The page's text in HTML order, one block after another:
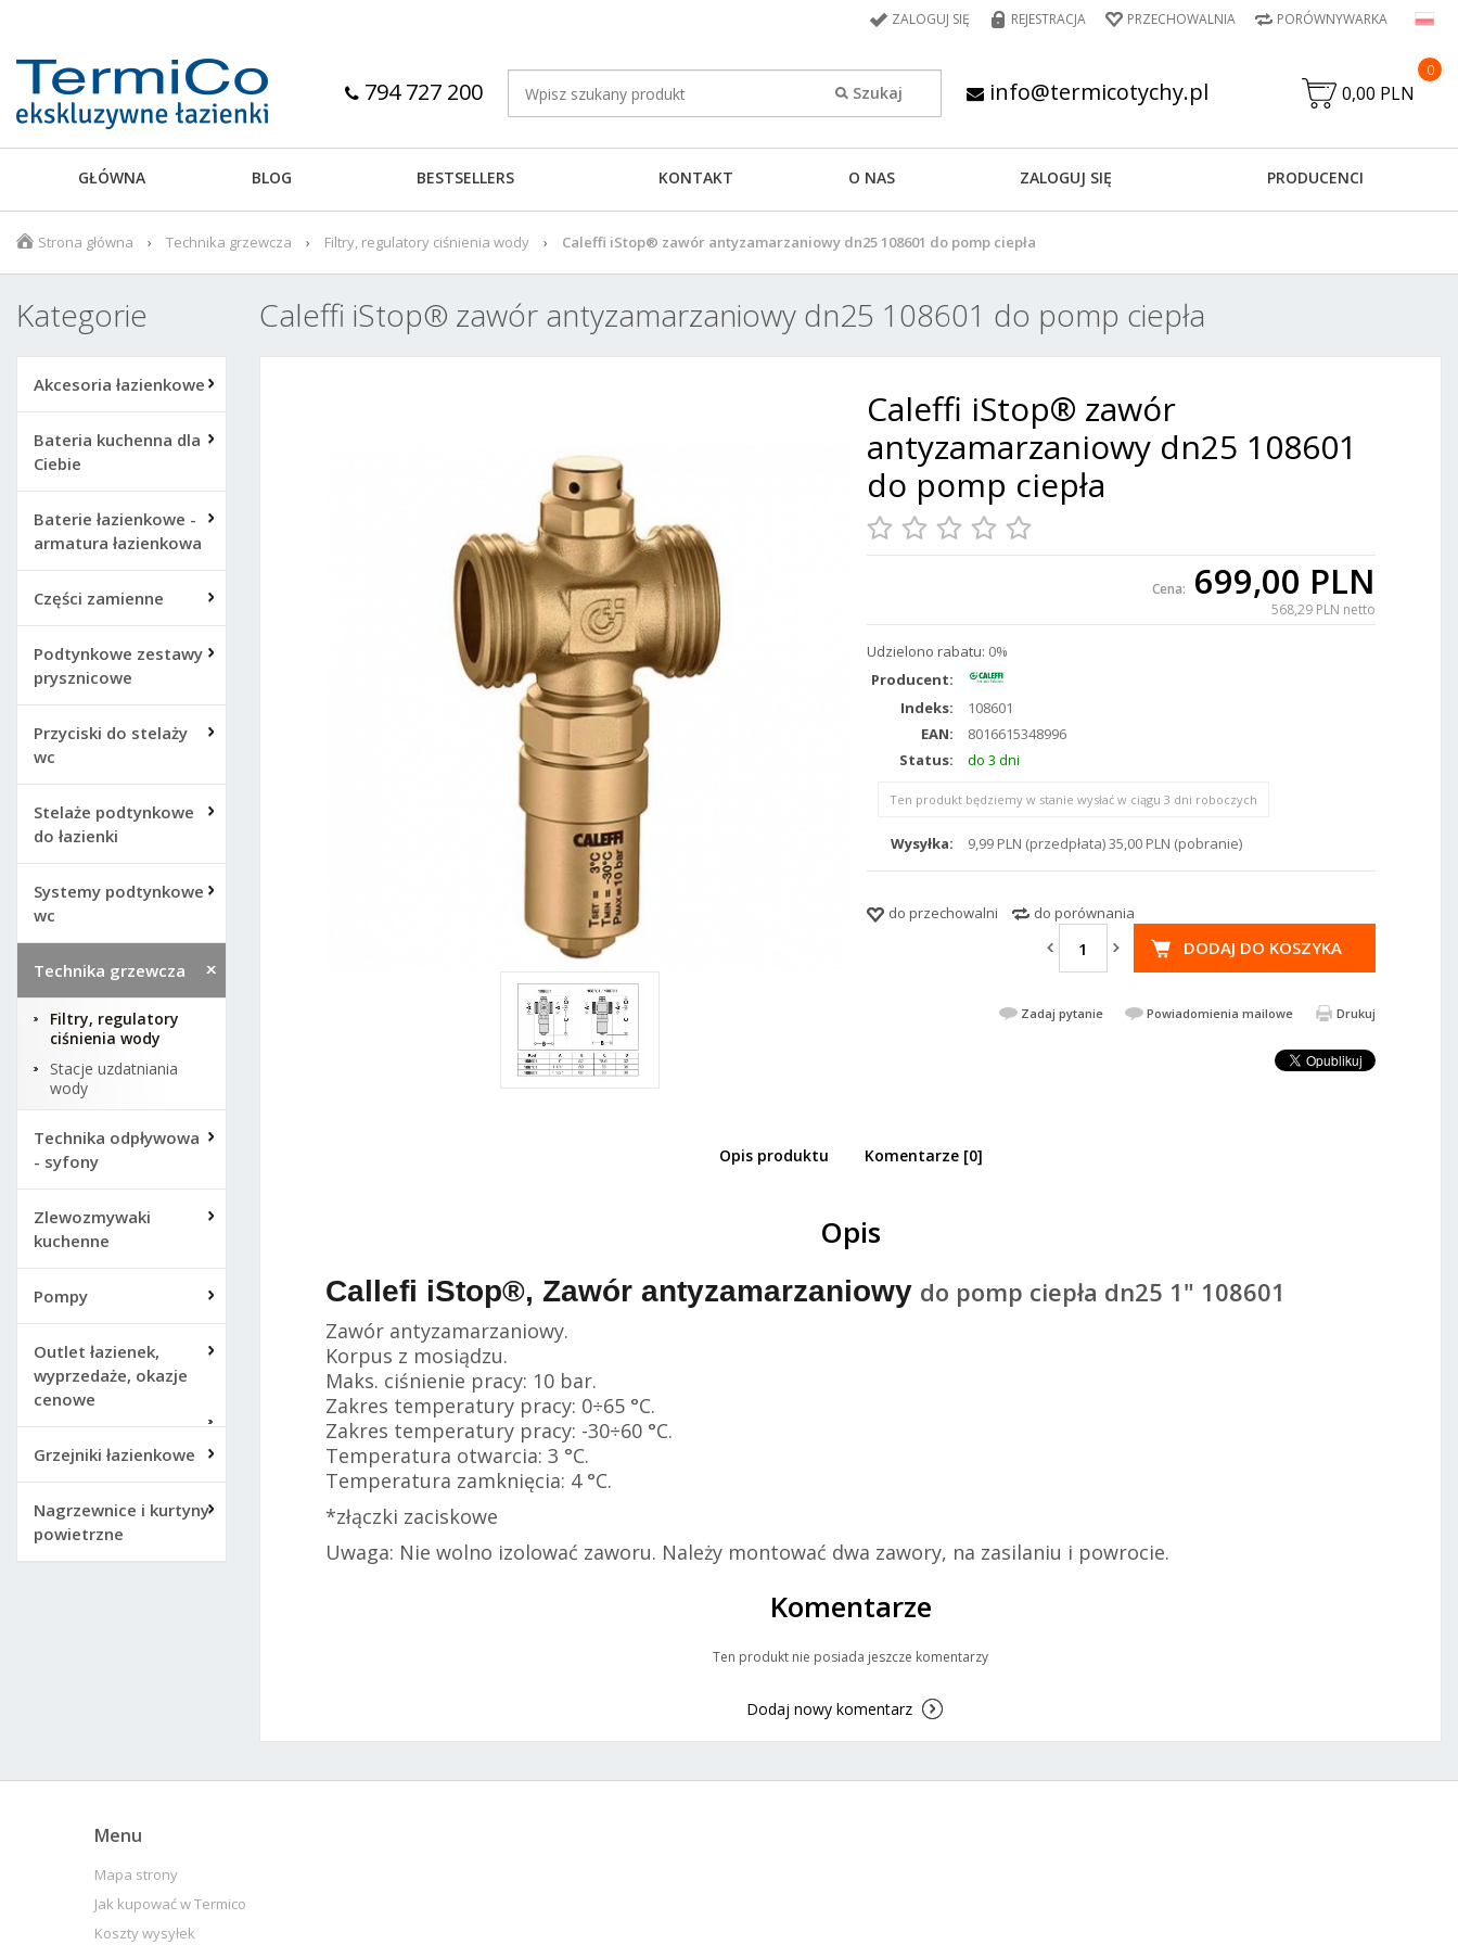
ZALOGUJ SIĘ REJESTRACJA PRZECHOWALNIA PORÓWNYWARKA
0,00 PLN
0
794 727 200 info@termicotychy.pl
GŁÓWNA BLOG BESTSELLERS KONTAKT O NAS ZALOGUJ SIĘ PRODUCENCI
Strona główna Technika grzewcza Filtry, regulatory ciśnienia wody Caleffi iStop® zawór antyzamarzaniowy dn25 108601 do pomp ciepła
Kategorie
Akcesoria łazienkowe
Bateria kuchenna dla
Ciebie
Baterie łazienkowe -
armatura łazienkowa
Części zamienne
Podtynkowe zestawy
prysznicowe
Przyciski do stelaży
wc
Stelaże podtynkowe
do łazienki
Systemy podtynkowe
wc
Technika grzewcza
Filtry, regulatory
ciśnienia wody
Stacje uzdatniania
wody
Technika odpływowa
- syfony
Zlewozmywaki
kuchenne
Pompy
Outlet łazienek,
wyprzedaże, okazje
cenowe
Grzejniki łazienkowe
Nagrzewnice i kurtyny
powietrzne
Caleffi iStop® zawór antyzamarzaniowy dn25 108601 do pomp ciepła
Caleffi iStop® zawór
antyzamarzaniowy dn25 108601
do pomp ciepła
Cena: 699,00 PLN
568,29 PLN netto
Udzielono rabatu: 0%
Producent:
Indeks:
108601
EAN:
8016615348996
Status:
do 3 dni
Ten produkt będziemy w stanie wysłać w ciągu 3 dni roboczych
Wysyłka: 9,99 PLN (przedpłata) 35,00 PLN (pobranie)
do przechowalni do porównania
DODAJ DO KOSZYKA
Zadaj pytanie Powiadomienia mailowe Drukuj
Caleffi iStop® zawór antyzamarzaniowy dn25 108601
Opis produktu Komentarze [0]
Opis
Callefi iStop®, Zawór antyzamarzaniowy do pomp ciepła dn25 1" 108601
Zawór antyzamarzaniowy.
Korpus z mosiądzu.
Maks. ciśnienie pracy: 10 bar.
Zakres temperatury pracy: 0÷65 °C.
Zakres temperatury pracy: -30÷60 °C.
Temperatura otwarcia: 3 °C.
Temperatura zamknięcia: 4 °C.
*złączki zaciskowe
Uwaga: Nie wolno izolować zaworu. Należy montować dwa zawory, na zasilaniu i powrocie.
Komentarze
Ten produkt nie posiada jeszcze komentarzy
Dodaj nowy komentarz
Menu
Mapa strony
Jak kupować w Termico
Koszty wysyłek